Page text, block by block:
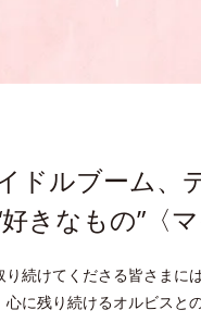
ドルブーム、
きなもの”〈
り続けてくださる皆さまに
に残り続けるオルビスと